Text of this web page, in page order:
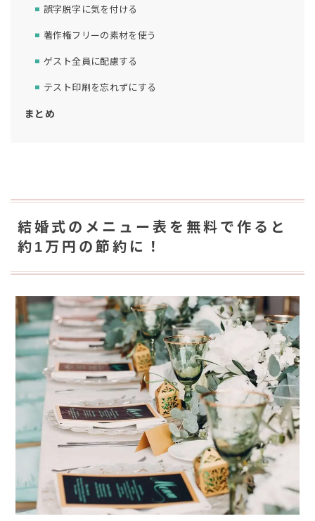
誤字脱字に気を付ける
著作権フリーの素材を使う
ゲスト全員に配慮する
テスト印刷を忘れずにする
まとめ
結婚式のメニュー表を無料で作ると
約1万円の節約に！